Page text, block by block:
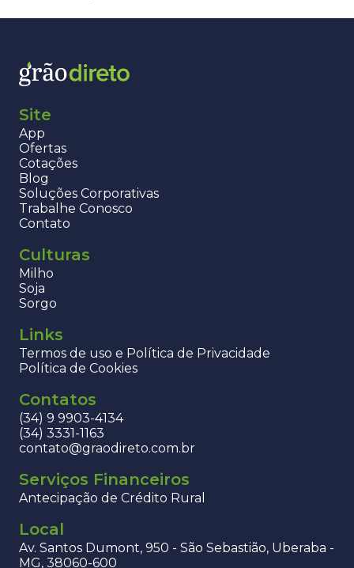
Site
App
Ofertas
Cotações
Blog
Soluções Corporativas
Trabalhe Conosco
Contato
Culturas
Milho
Soja
Sorgo
Links
Termos de uso e Política de Privacidade
Política de Cookies
Contatos
(34) 9 9903-4134
(34) 3331-1163
contato@graodireto.com.br
Serviços Financeiros
Antecipação de Crédito Rural
Local
Av. Santos Dumont, 950 - São Sebastião, Uberaba -
MG, 38060-600